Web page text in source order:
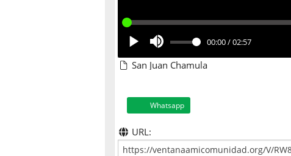
00:00/02:57
San Juan Chamula
Whatsapp
URL: